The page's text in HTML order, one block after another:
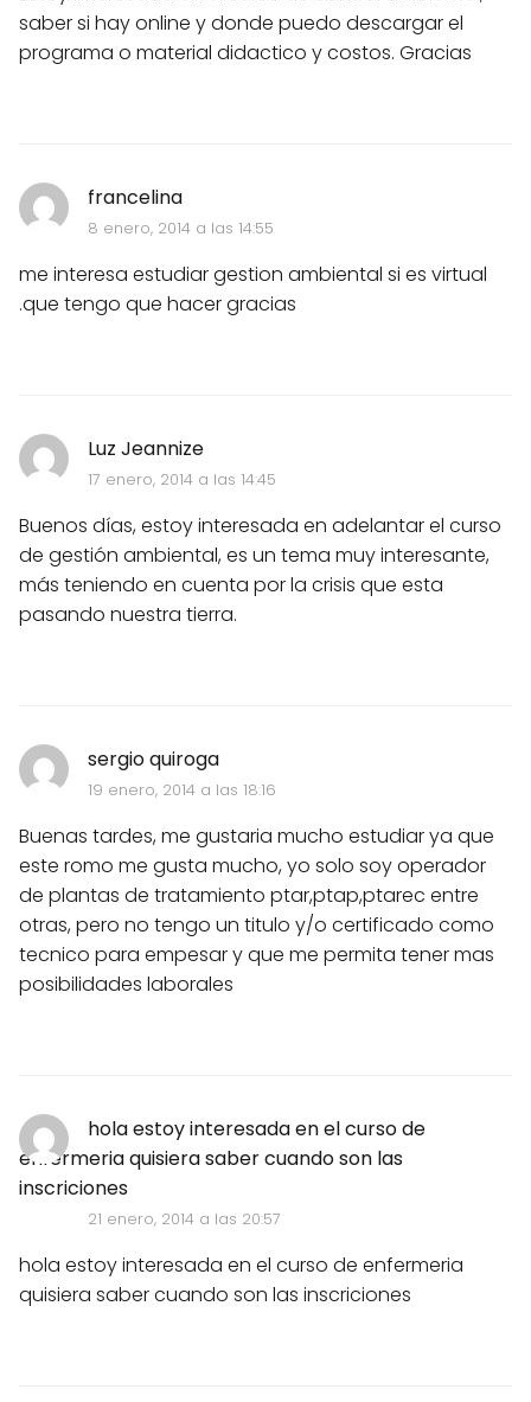
saber si hay online y donde puedo descargar el
programa o material didactico y costos. Gracias
francelina
8 enero, 2014 a las 14:55
me interesa estudiar gestion ambiental si es virtual
.que tengo que hacer gracias
Luz Jeannize
17 enero, 2014 a las 14:45
Buenos días, estoy interesada en adelantar el curso
de gestión ambiental, es un tema muy interesante,
más teniendo en cuenta por la crisis que esta
pasando nuestra tierra.
sergio quiroga
19 enero, 2014 a las 18:16
Buenas tardes, me gustaria mucho estudiar ya que
este romo me gusta mucho, yo solo soy operador
de plantas de tratamiento ptar,ptap,ptarec entre
otras, pero no tengo un titulo y/o certificado como
tecnico para empesar y que me permita tener mas
posibilidades laborales
hola estoy interesada en el curso de
enfermeria quisiera saber cuando son las
inscriciones
21 enero, 2014 a las 20:57
hola estoy interesada en el curso de enfermeria
quisiera saber cuando son las inscriciones